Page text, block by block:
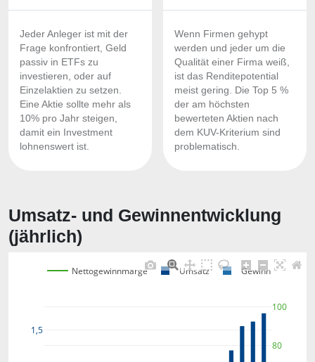
Jeder Anleger ist mit der
Frage konfrontiert, Geld
passiv in ETFs zu
investieren, oder auf
Einzelaktien zu setzen.
Eine Aktie sollte mehr als
10% pro Jahr steigen,
damit ein Investment
lohnenswert ist.
Wenn Firmen gehypt
werden und jeder um die
Qualität einer Firma weiß,
ist das Renditepotential
meist gering. Die Top 5 %
der am höchsten
bewerteten Aktien nach
dem KUV-Kriterium sind
problematisch.
Umsatz- und Gewinnentwicklung
(jährlich)
1,5
80
100
Nettogewinnmarge Umsatz Gewinn